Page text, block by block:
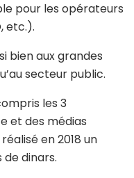
pour les opérateurs
etc.).
bien aux grandes
secteur public.
les 3
et des médias
en 2018 un
de dinars.